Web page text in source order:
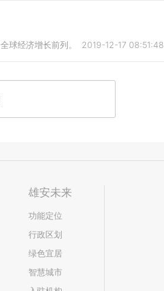
球经济增长前列。 2019-12-17 08:51:48
雄安未来
功能定位
行政区划
绿色宜居
智慧城市